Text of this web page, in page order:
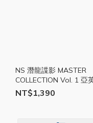
NS 潛龍諜影 MASTER
COLLECTION Vol. 1 亞
文版 Switch 遊戲片 任天
SW099
NT$1,390